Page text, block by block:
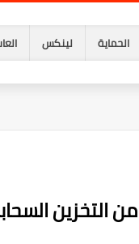
الحماية لينكس